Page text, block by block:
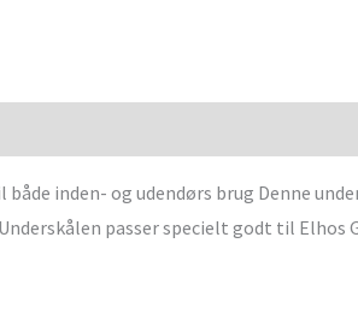
både inden- og udendørs brug Denne
passer specielt godt til Elhos